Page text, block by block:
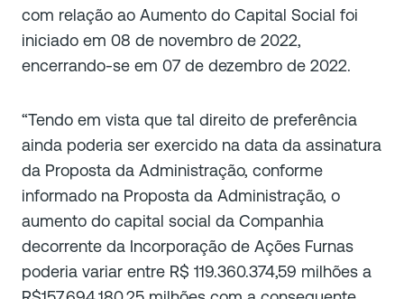
com relação ao Aumento do Capital Social foi
iniciado em 08 de novembro de 2022,
encerrando-se em 07 de dezembro de 2022.
“Tendo em vista que tal direito de preferência
ainda poderia ser exercido na data da assinatura
da Proposta da Administração, conforme
informado na Proposta da Administração, o
aumento do capital social da Companhia
decorrente da Incorporação de Ações Furnas
poderia variar entre R$ 119.360.374,59 milhões a